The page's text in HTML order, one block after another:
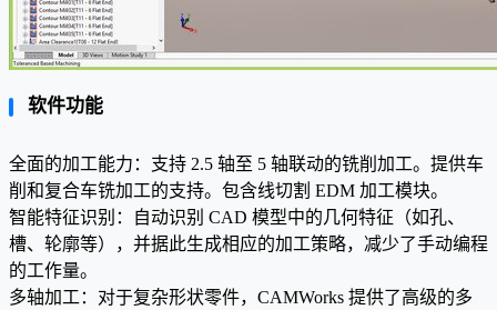
软件功能
全面的加工能力：支持 2.5 轴至 5 轴联动的铣削加工。提供车
削和复合车铣加工的支持。包含线切割 EDM 加工模块。
智能特征识别：自动识别 CAD 模型中的几何特征（如孔、
槽、轮廓等），并据此生成相应的加工策略，减少了手动编程
的工作量。
多轴加工：对于复杂形状零件，CAMWorks 提供了高级的多